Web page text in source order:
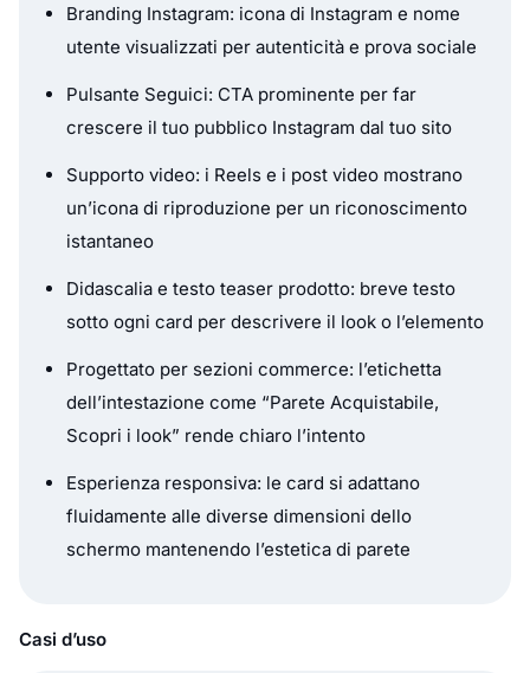
Branding Instagram: icona di Instagram e nome
utente visualizzati per autenticità e prova sociale
Pulsante Seguici: CTA prominente per far
crescere il tuo pubblico Instagram dal tuo sito
Supporto video: i Reels e i post video mostrano
un’icona di riproduzione per un riconoscimento
istantaneo
Didascalia e testo teaser prodotto: breve testo
sotto ogni card per descrivere il look o l’elemento
Progettato per sezioni commerce: l’etichetta
dell’intestazione come “Parete Acquistabile,
Scopri i look” rende chiaro l’intento
Esperienza responsiva: le card si adattano
fluidamente alle diverse dimensioni dello
schermo mantenendo l’estetica di parete
Casi d’uso